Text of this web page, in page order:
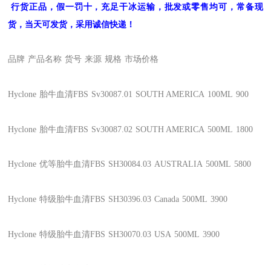
行货正品，假一罚十，充足干冰运输，批发或零售均可，常备现
货，当天可发货，采用诚信快递！
品牌 产品名称 货号 来源 规格 市场价格
Hyclone 胎牛血清FBS Sv30087.01 SOUTH AMERICA 100ML 900
Hyclone 胎牛血清FBS Sv30087.02 SOUTH AMERICA 500ML 1800
Hyclone 优等胎牛血清FBS SH30084.03 AUSTRALIA 500ML 5800
Hyclone 特级胎牛血清FBS SH30396.03 Canada 500ML 3900
Hyclone 特级胎牛血清FBS SH30070.03 USA 500ML 3900